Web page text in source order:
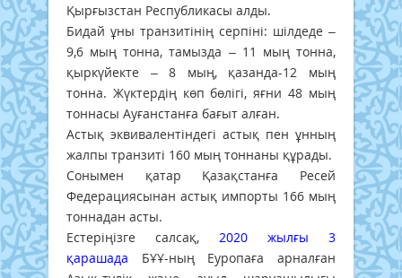
Қырғызстан Республикасы алды.
Бидай ұны транзитінің серпіні: шілдеде –
9,6 мың тонна, тамызда – 11 мың тонна,
қыркүйекте – 8 мың, қазанда-12 мың
тонна. Жүктердің көп бөлігі, яғни 48 мың
тоннасы Ауғанстанға бағыт алған.
Астық эквивалентіндегі астық пен ұнның
жалпы транзиті 160 мың тоннаны құрады.
Сонымен қатар Қазақстанға Ресей
Федерациясынан астық импорты 166 мың
тоннадан асты.
Естеріңізге салсақ, 2020 жылғы 3
қарашада БҰҰ-ның Еуропаға арналған